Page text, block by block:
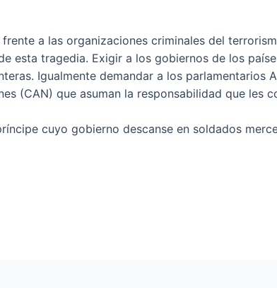
a las organizaciones criminales del
esta tragedia. Exigir a los gobiernos de los
Igualmente demandar a los parlamentarios
(CAN) que asuman la responsabilidad que les
cuyo gobierno descanse en soldados